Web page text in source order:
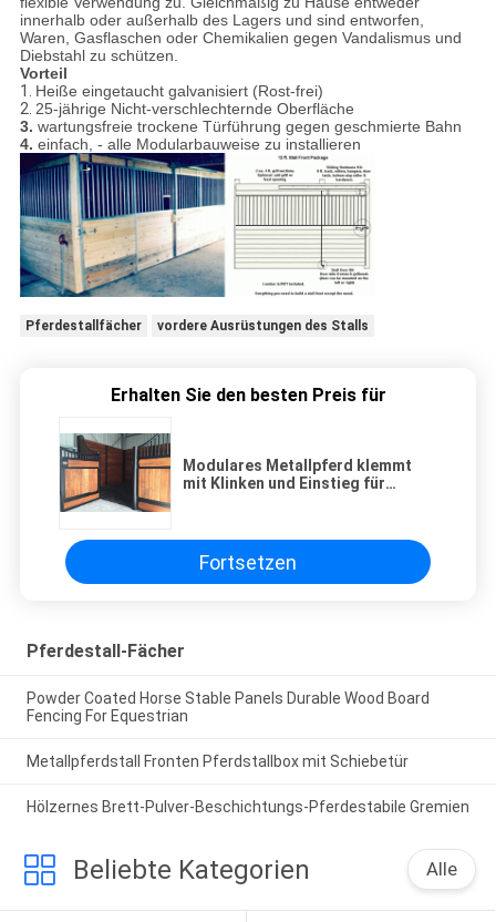
innerhalb oder außerhalb des Lagers und sind entworfen,
Waren, Gasflaschen oder Chemikalien gegen Vandalismus und
Diebstahl zu schützen.
Vorteil
1. Heiße eingetaucht galvanisiert (Rost-frei)
2. 25-jährige Nicht-verschlechternde Oberfläche
3. wartungsfreie trockene Türführung gegen geschmierte Bahn
4. einfach, - alle Modularbauweise zu installieren
Pferdestallfächer vordere Ausrüstungen des Stalls
Erhalten Sie den besten Preis für
Modulares Metallpferd klemmt
mit Klinken und Einstieg für
Fortsetzen
Pferdestall-Fächer
Powder Coated Horse Stable Panels Durable Wood Board
Fencing For Equestrian
Metallpferdstall Fronten Pferdstallbox mit Schiebetür
Hölzernes Brett-Pulver-Beschichtungs-Pferdestabile Gremien
Beliebte Kategorien Alle